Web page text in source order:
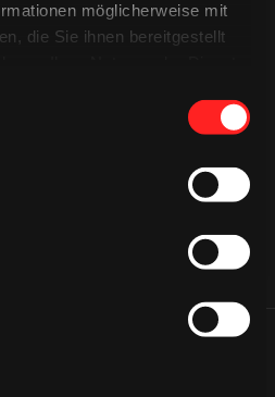
möglicherweise mit
die Sie ihnen bereitgestellt